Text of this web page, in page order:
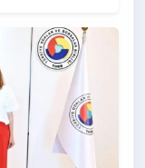
üzere Ülke TV
programına